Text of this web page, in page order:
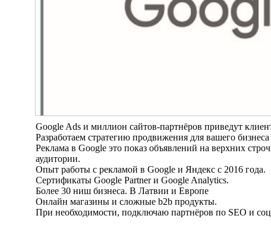
Google Ads и миллион сайтов-партнёров приведут
Разработаем стратегию продвижения для вашего
Реклама в Google это показ объявлений на верхних
аудитории.
Опыт работы с рекламой в Google и Яндекс с 2016 года.
Сертификаты Google Partner и Google Analytics.
Более 30 ниш бизнеса. В Латвии и Европе
Онлайн магазины и сложные b2b продукты.
При необходимости, подключаю партнёров по SEO и